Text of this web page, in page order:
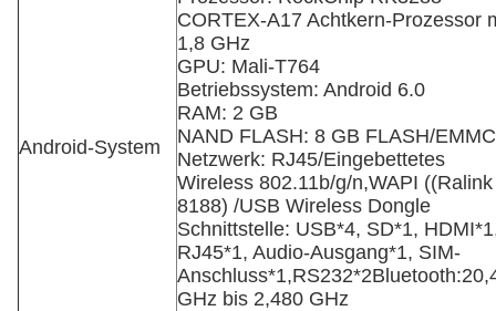
Android-System
CORTEX-A17 Achtkern-Prozessor
1,8 GHz
GPU: Mali-T764
Betriebssystem: Android 6.0
RAM: 2 GB
NAND FLASH: 8 GB FLASH/EMMC
Netzwerk: RJ45/Eingebettetes
Wireless 802.11b/g/n,WAPI ((Ralink
8188) /USB Wireless Dongle
Schnittstelle: USB*4, SD*1,
RJ45*1, Audio-Ausgang*1, SIM-
Anschluss*1,RS232*2
GHz bis 2,480 GHz